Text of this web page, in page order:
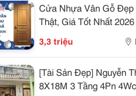
Cửa Nhựa Vân Gỗ
Thật, Giá Tốt Nhất 2026
3,3 triệu
[Tài Sản Đẹp] Nguyễn
8X18M 3 Tầng 4Pn